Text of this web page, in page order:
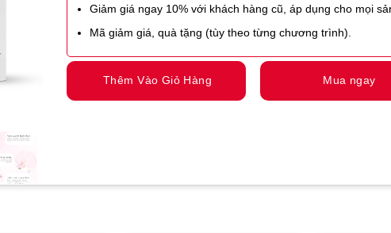
Giảm giá ngay 10% với khách hàng cũ, áp dụng cho mọi
Mã giảm giá, quà tặng (tùy theo từng chương trình).
Thêm Vào Giỏ Hàng Mua ngay